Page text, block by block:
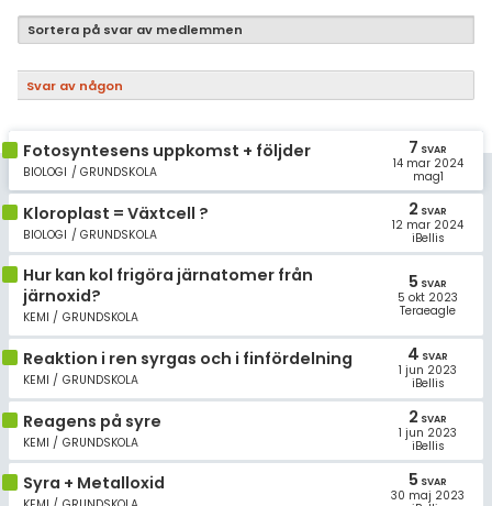
Sortera på svar av medlemmen
Svar av någon
Fotosyntesens uppkomst + följder
BIOLOGI / GRUNDSKOLA
7 SVAR
14 mar 2024
mag1
Kloroplast = Växtcell ?
BIOLOGI / GRUNDSKOLA
2 SVAR
12 mar 2024
iBellis
Hur kan kol frigöra järnatomer från
järnoxid?
KEMI / GRUNDSKOLA
5 SVAR
5 okt 2023
Teraeagle
Reaktion i ren syrgas och i finfördelning
KEMI / GRUNDSKOLA
4 SVAR
1 jun 2023
iBellis
Reagens på syre
KEMI / GRUNDSKOLA
2 SVAR
1 jun 2023
iBellis
Syra + Metalloxid 5 SVAR
30 maj 2023
Samhällsorientering
Fler ämnen
Övriga diskussioner
Topplistor
För lärare
Om Pluggakuten